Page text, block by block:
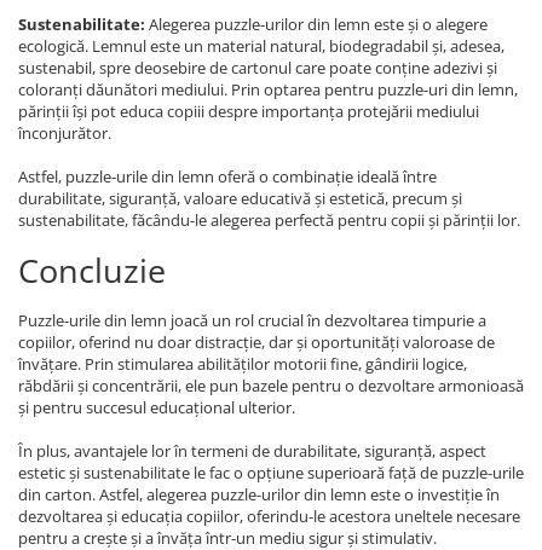
Sustenabilitate: Alegerea puzzle-urilor din lemn este și o alegere
ecologică. Lemnul este un material natural, biodegradabil și, adesea,
sustenabil, spre deosebire de cartonul care poate conține adezivi și
coloranți dăunători mediului. Prin optarea pentru puzzle-uri din lemn,
părinții își pot educa copiii despre importanța protejării mediului
înconjurător.
Astfel, puzzle-urile din lemn oferă o combinație ideală între
durabilitate, siguranță, valoare educativă și estetică, precum și
sustenabilitate, făcându-le alegerea perfectă pentru copii și părinții lor.
Concluzie
Puzzle-urile din lemn joacă un rol crucial în dezvoltarea timpurie a
copiilor, oferind nu doar distracție, dar și oportunități valoroase de
învățare. Prin stimularea abilităților motorii fine, gândirii logice,
răbdării și concentrării, ele pun bazele pentru o dezvoltare armonioasă
și pentru succesul educațional ulterior.
În plus, avantajele lor în termeni de durabilitate, siguranță, aspect
estetic și sustenabilitate le fac o opțiune superioară față de puzzle-urile
din carton. Astfel, alegerea puzzle-urilor din lemn este o investiție în
dezvoltarea și educația copiilor, oferindu-le acestora uneltele necesare
pentru a crește și a învăța într-un mediu sigur și stimulativ.